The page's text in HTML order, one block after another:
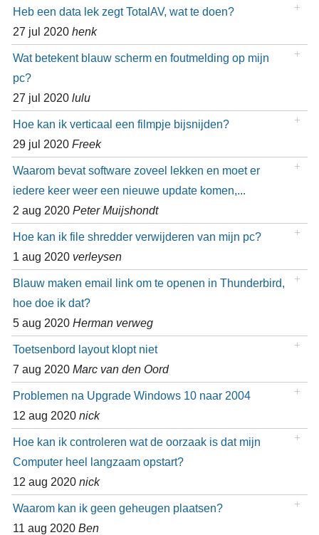
Heb een data lek zegt TotalAV, wat te doen?
27 jul 2020 henk
Wat betekent blauw scherm en foutmelding op mijn
pc?
27 jul 2020 lulu
Hoe kan ik verticaal een filmpje bijsnijden?
29 jul 2020 Freek
Waarom bevat software zoveel lekken en moet er
iedere keer weer een nieuwe update komen,...
2 aug 2020 Peter Muijshondt
Hoe kan ik file shredder verwijderen van mijn pc?
1 aug 2020 verleysen
Blauw maken email link om te openen in Thunderbird,
hoe doe ik dat?
5 aug 2020 Herman verweg
Toetsenbord layout klopt niet
7 aug 2020 Marc van den Oord
Problemen na Upgrade Windows 10 naar 2004
12 aug 2020 nick
Hoe kan ik controleren wat de oorzaak is dat mijn
Computer heel langzaam opstart?
12 aug 2020 nick
Waarom kan ik geen geheugen plaatsen?
11 aug 2020 Ben